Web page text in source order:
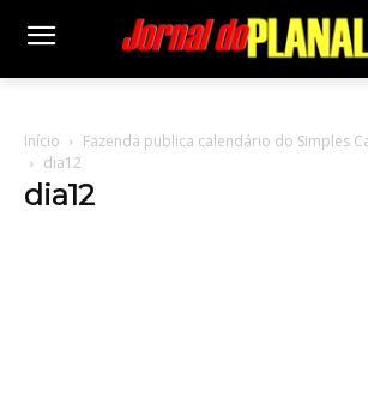
Início
Fazenda publica calendário do Simples
dia12
dia12